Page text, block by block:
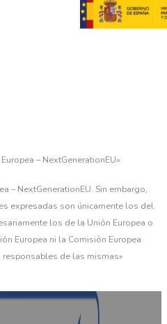
– NextGenerationEU»
– NextGenerationEU. Sin embargo,
expresadas son únicamente los del
los de la Unión Europea o
Europea ni la Comisión Europea
de las mismas»